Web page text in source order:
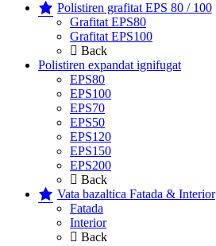
Polistiren grafitat EPS 80 / 100
Grafitat EPS80
Grafitat EPS100
Back
Polistiren expandat ignifugat
EPS80
EPS100
EPS70
EPS50
EPS120
EPS150
EPS200
Back
Vata bazaltica Fatada & Interior
Fatada
Interior
Back